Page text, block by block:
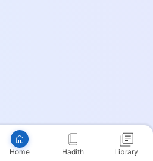
Home Hadith Library